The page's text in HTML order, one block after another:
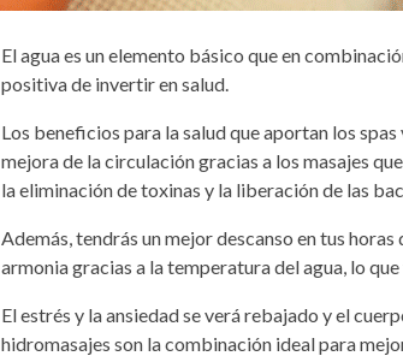
El agua es un elemento básico que en
positiva de invertir en salud.
Los beneficios para la salud que aportan los
mejora de la circulación gracias a los masajes
la eliminación de toxinas y la liberación de las
Además, tendrás un mejor descanso en tus
armonia gracias a la temperatura del agua, lo
El estrés y la ansiedad se verá rebajado y el
hidromasajes son la combinación ideal para